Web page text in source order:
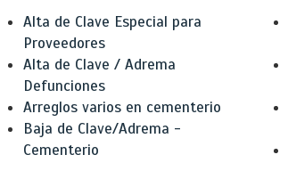
Alta de Clave Especial para
Proveedores
Alta de Clave / Adrema
Defunciones
Arreglos varios en cementerio
Baja de Clave/Adrema -
Cementerio